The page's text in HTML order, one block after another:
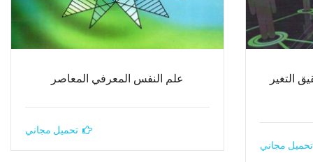
التغير
تحميل مجاني
علم النفس المعرفي المعاصر
تحميل مجاني